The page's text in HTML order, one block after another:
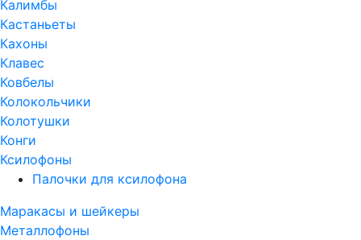
Калимбы
Кастаньеты
Кахоны
Клавес
Ковбелы
Колокольчики
Колотушки
Конги
Ксилофоны
Палочки для ксилофона
Маракасы и шейкеры
Металлофоны